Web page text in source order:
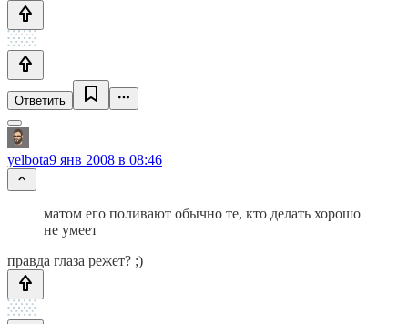
Ответить
yelbota9 янв 2008 в 08:46
матом его поливают обычно те, кто делать хорошо
не умеет
правда глаза режет? ;)